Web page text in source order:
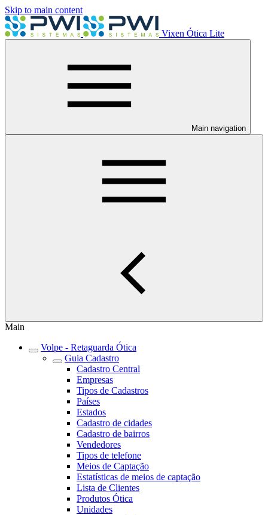
Skip to main content
Vixen Ótica Lite
Main navigation
Main
Volpe - Retaguarda Ótica
Guia Cadastro
Cadastro Central
Empresas
Tipos de Cadastros
Países
Estados
Cadastro de cidades
Cadastro de bairros
Vendedores
Tipos de telefone
Meios de Captação
Estatísticas de meios de captação
Lista de Clientes
Produtos Ótica
Unidades